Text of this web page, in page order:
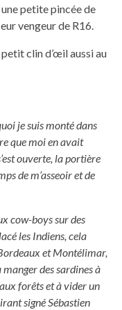
petite pincée de
vengeur de R16.
clin d’œil aussi au
je suis monté dans
que moi en avait
ouverte, la portière
de m’asseoir et de
cow-boys sur des
les Indiens, cela
et Montélimar,
des sardines à
forêts et à vider un
signé Sébastien